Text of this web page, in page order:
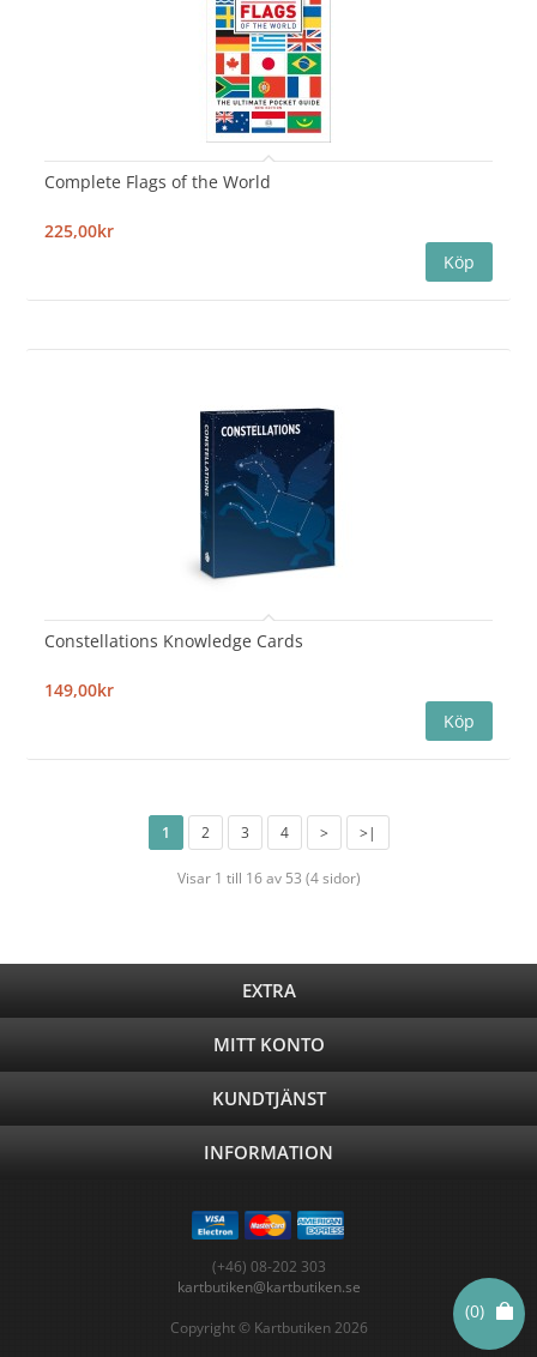
(0)
Complete Flags of the World
225,00kr
Constellations Knowledge Cards
149,00kr
1 2 3 4 > >|
Visar 1 till 16 av 53 (4 sidor)
EXTRA
MITT KONTO
KUNDTJÄNST
INFORMATION
(+46) 08-202 303
kartbutiken@kartbutiken.se
Copyright © Kartbutiken 2026